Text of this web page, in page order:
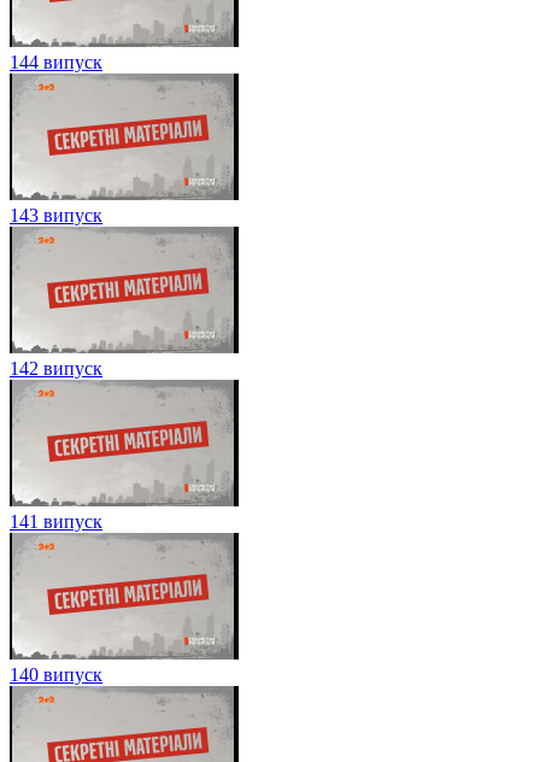
144 випуск
143 випуск
142 випуск
141 випуск
140 випуск